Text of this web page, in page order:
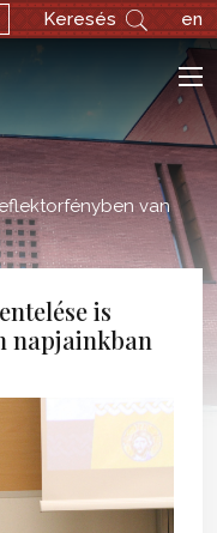
Keresés en
van
is
napjainkban